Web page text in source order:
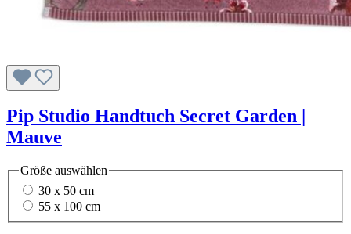
Pip Studio Handtuch Secret Garden |
Mauve
Größe auswählen
30 x 50 cm
55 x 100 cm